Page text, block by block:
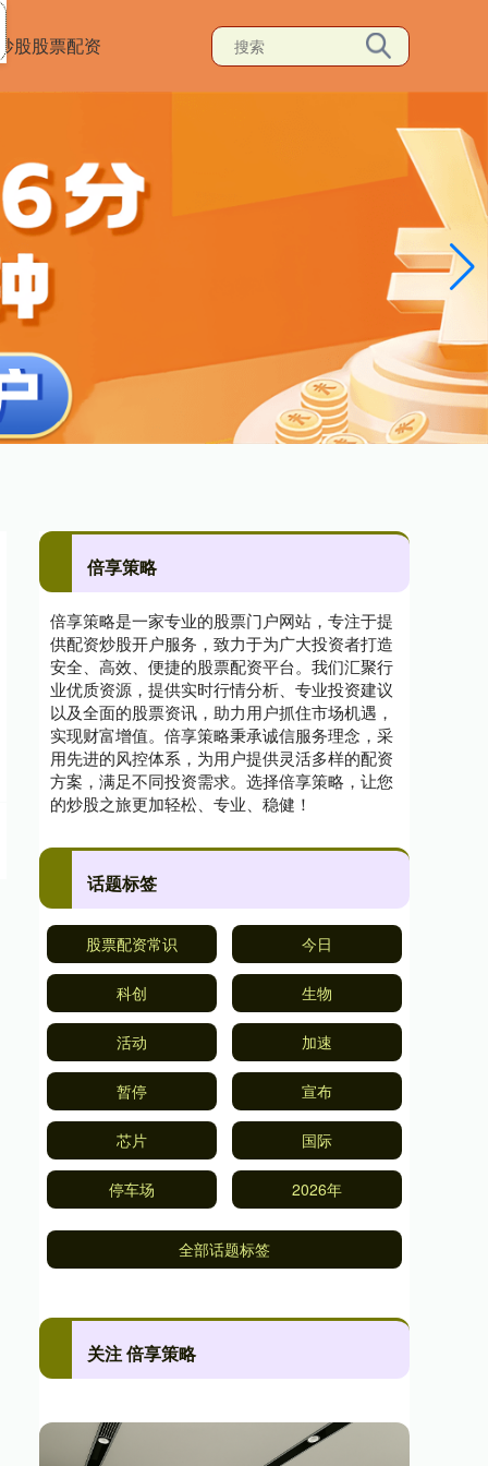
股股票配资
倍享策略
倍享策略是一家专业的股票门户网站，专注于提
供配资炒股开户服务，致力于为广大投资者打造
安全、高效、便捷的股票配资平台。我们汇聚行
业优质资源，提供实时行情分析、专业投资建议
以及全面的股票资讯，助力用户抓住市场机遇，
实现财富增值。倍享策略秉承诚信服务理念，采
用先进的风控体系，为用户提供灵活多样的配资
方案，满足不同投资需求。选择倍享策略，让您
的炒股之旅更加轻松、专业、稳健！
话题标签
股票配资常识 今日
科创 生物
活动 加速
暂停 宣布
芯片 国际
停车场 2026年
全部话题标签
关注 倍享策略